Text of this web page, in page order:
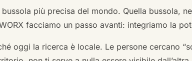
più precisa del mondo. Quella bussola,
facciamo un passo avanti: integriamo la
oggi la ricerca è locale. Le persone cercano